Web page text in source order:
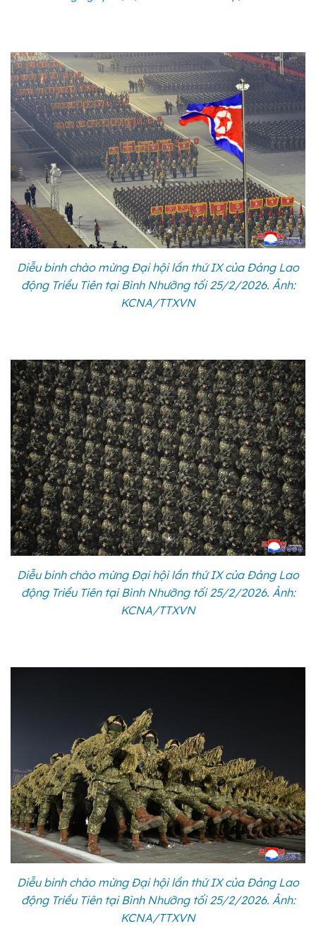
Diễu binh chào mừng Đại hội lần thứ IX của Đảng Lao
động Triều Tiên tại Bình Nhưỡng tối 25/2/2026. Ảnh:
KCNA/TTXVN
Diễu binh chào mừng Đại hội lần thứ IX của Đảng Lao
động Triều Tiên tại Bình Nhưỡng tối 25/2/2026. Ảnh:
KCNA/TTXVN
Diễu binh chào mừng Đại hội lần thứ IX của Đảng Lao
động Triều Tiên tại Bình Nhưỡng tối 25/2/2026. Ảnh:
KCNA/TTXVN